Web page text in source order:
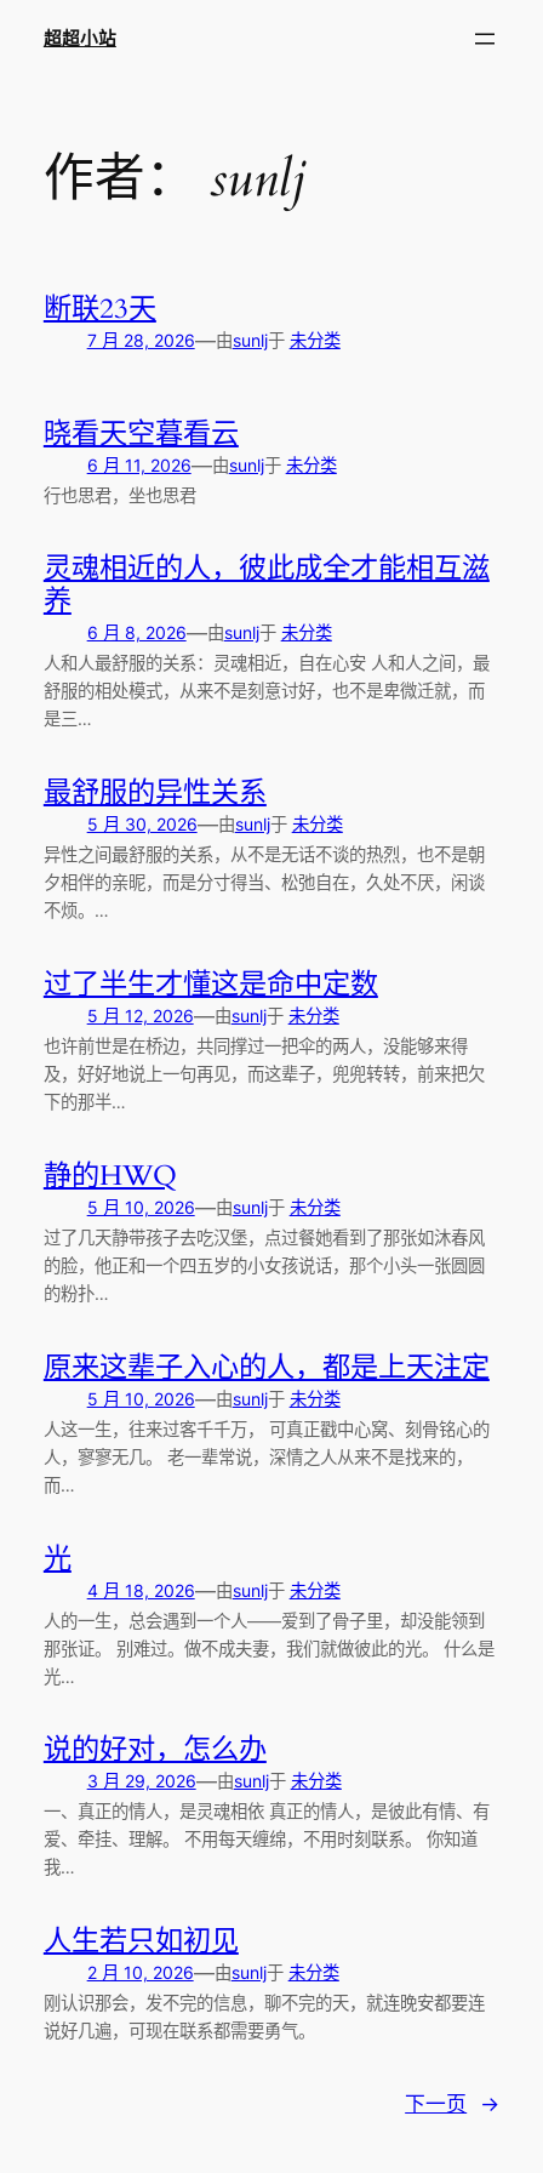
超超小站
作者： sunlj
断联23天
7 月 28, 2026—由sunlj于 未分类
晓看天空暮看云
6 月 11, 2026—由sunlj于 未分类
行也思君，坐也思君
灵魂相近的人，彼此成全才能相互滋
养
6 月 8, 2026—由sunlj于 未分类
人和人最舒服的关系：灵魂相近，自在心安 人和人之间，最
舒服的相处模式，从来不是刻意讨好，也不是卑微迁就，而
是三…
最舒服的异性关系
5 月 30, 2026—由sunlj于 未分类
异性之间最舒服的关系，从不是无话不谈的热烈，也不是朝
夕相伴的亲昵，而是分寸得当、松弛自在，久处不厌，闲谈
不烦。…
过了半生才懂这是命中定数
5 月 12, 2026—由sunlj于 未分类
也许前世是在桥边，共同撑过一把伞的两人，没能够来得
及，好好地说上一句再见，而这辈子，兜兜转转，前来把欠
下的那半…
静的HWQ
5 月 10, 2026—由sunlj于 未分类
过了几天静带孩子去吃汉堡，点过餐她看到了那张如沐春风
的脸，他正和一个四五岁的小女孩说话，那个小头一张圆圆
的粉扑…
原来这辈子入心的人，都是上天注定
5 月 10, 2026—由sunlj于 未分类
人这一生，往来过客千千万， 可真正戳中心窝、刻骨铭心的
人，寥寥无几。 老一辈常说，深情之人从来不是找来的，
而…
光
4 月 18, 2026—由sunlj于 未分类
人的一生，总会遇到一个人——爱到了骨子里，却没能领到
那张证。 别难过。做不成夫妻，我们就做彼此的光。 什么是
光…
说的好对，怎么办
3 月 29, 2026—由sunlj于 未分类
一、真正的情人，是灵魂相依 真正的情人，是彼此有情、有
爱、牵挂、理解。 不用每天缠绵，不用时刻联系。 你知道
我…
人生若只如初见
2 月 10, 2026—由sunlj于 未分类
刚认识那会，发不完的信息，聊不完的天，就连晚安都要连
说好几遍，可现在联系都需要勇气。
下一页 →